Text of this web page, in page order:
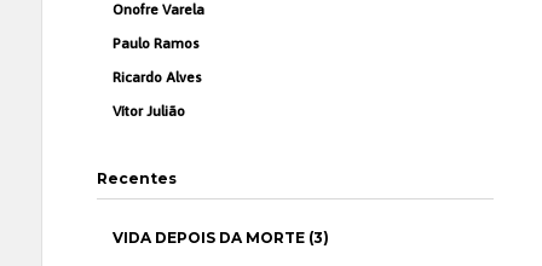
Onofre Varela
Paulo Ramos
Ricardo Alves
Vítor Julião
Recentes
VIDA DEPOIS DA MORTE (3)